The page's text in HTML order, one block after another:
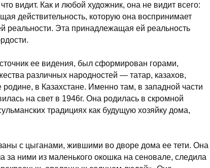
видит. Как и любой художник, она не видит всего:
действительность, которую она воспринимает
реальности. Эта принадлежащая ей реальность
ее видения, был сформирован горами,
различных народностей — татар, казахов,
в Казахстане. Именно там, в западной части
на свет в 1946г. Она родилась в скромной
традициях как будущую хозяйку дома,
с цыганами, жившими во дворе дома ее тети. Она
ними из маленького окошка на сеновале, следила